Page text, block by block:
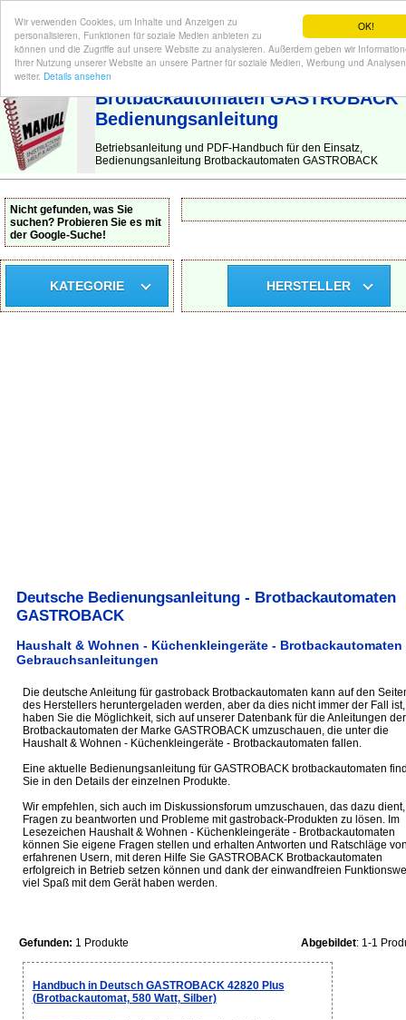
OK!
Wir verwenden Cookies, um Inhalte und Anzeigen zu
personalisieren, Funktionen für soziale Medien anbieten zu
können und die Zugriffe auf unsere Website zu analysieren. Außerdem geben wir
Ihrer Nutzung unserer Website an unsere Partner für soziale Medien, Werbung und Analysen
weiter. Details ansehen
BEDIENUNGSANLEITUNG | Hier finden Sie die deutsche Anleitung!
Brotbackautomaten GASTROBACK
Bedienungsanleitung
Betriebsanleitung und PDF-Handbuch für den Einsatz,
Bedienungsanleitung Brotbackautomaten GASTROBACK
Nicht gefunden, was Sie
suchen? Probieren Sie es mit
der Google-Suche!
KATEGORIE HERSTELLER
Deutsche Bedienungsanleitung - Brotbackautomaten
GASTROBACK
Haushalt & Wohnen - Küchenkleingeräte - Brotbackautomaten
Gebrauchsanleitungen
Die deutsche Anleitung für gastroback Brotbackautomaten kann auf den
des Herstellers heruntergeladen werden, aber da dies nicht immer der Fall ist,
haben Sie die Möglichkeit, sich auf unserer Datenbank für die Anleitungen der
Brotbackautomaten der Marke GASTROBACK umzuschauen, die unter die
Haushalt & Wohnen - Küchenkleingeräte - Brotbackautomaten fallen.
Eine aktuelle Bedienungsanleitung für GASTROBACK brotbackautomaten
Sie in den Details der einzelnen Produkte.
Wir empfehlen, sich auch im Diskussionsforum umzuschauen, das dazu dient,
Fragen zu beantworten und Probleme mit gastroback-Produkten zu lösen. Im
Lesezeichen Haushalt & Wohnen - Küchenkleingeräte - Brotbackautomaten
können Sie eigene Fragen stellen und erhalten Antworten und Ratschläge
erfahrenen Usern, mit deren Hilfe Sie GASTROBACK Brotbackautomaten
erfolgreich in Betrieb setzen können und dank der einwandfreien
viel Spaß mit dem Gerät haben werden.
Gefunden: 1 Produkte Abgebildet: 1-1
Handbuch in Deutsch GASTROBACK 42820 Plus
(Brotbackautomat, 580 Watt, Silber)